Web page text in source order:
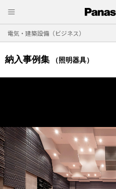
電気・建築設備（ビジネス）
納入事例集 （照明器具）